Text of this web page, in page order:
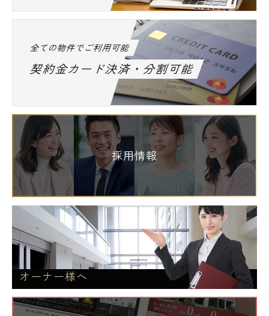
全ての物件でご利用可能
契約金カード決済・分割可能
採用情報
オーナー様へ